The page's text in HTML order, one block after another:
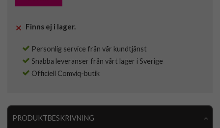
Finns ej i lager.
Personlig service från vår kundtjänst
Snabba leveranser från vårt lager i Sverige
Officiell Comviq-butik
PRODUKTBESKRIVNING